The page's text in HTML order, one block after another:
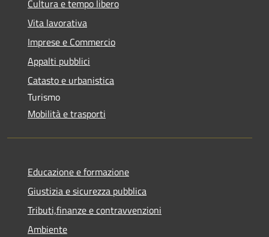
Cultura e tempo libero
Vita lavorativa
Imprese e Commercio
Appalti pubblici
Catasto e urbanistica
Turismo
Mobilità e trasporti
Educazione e formazione
Giustizia e sicurezza pubblica
Tributi,finanze e contravvenzioni
Ambiente